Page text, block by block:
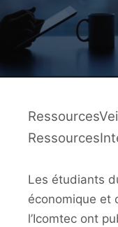
Les étudiants
économique et
l’Icomtec ont